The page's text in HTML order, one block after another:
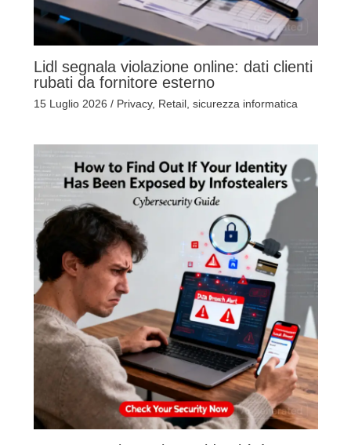
Lidl segnala violazione online: dati clienti
rubati da fornitore esterno
15 Luglio 2026 / Privacy, Retail, sicurezza informatica